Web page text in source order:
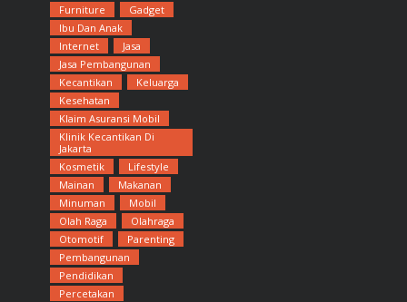
Furniture
Gadget
Ibu Dan Anak
Internet
Jasa
Jasa Pembangunan
Kecantikan
Keluarga
Kesehatan
Klaim Asuransi Mobil
Klinik Kecantikan Di
Jakarta
Kosmetik
Lifestyle
Mainan
Makanan
Minuman
Mobil
Olah Raga
Olahraga
Otomotif
Parenting
Pembangunan
Pendidikan
Percetakan